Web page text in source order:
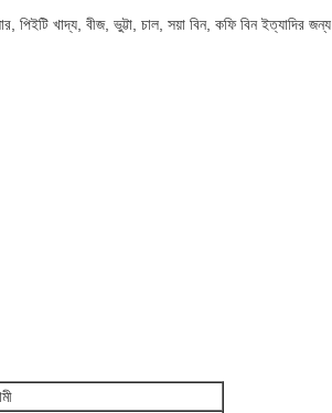
পিইটি খাদ্য, বীজ, ভুট্টা, চাল, সয়া বিন, কফি বিন ইত্যাদির জন্য